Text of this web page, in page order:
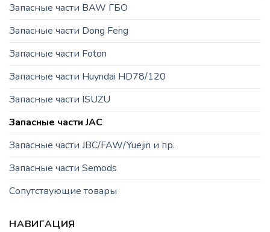
Запасные части BAW ГБО
Запасные части Dong Feng
Запасные части Foton
Запасные части Huyndai HD78/120
Запасные части ISUZU
Запасные части JAC
Запасные части JBC/FAW/Yuejin и пр.
Запасные части Semods
Сопутствующие товары
НАВИГАЦИЯ